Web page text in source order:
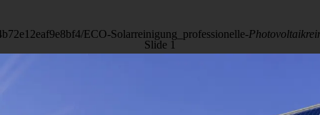
ECO-Solarreinigung_professionelle-
Slide 1